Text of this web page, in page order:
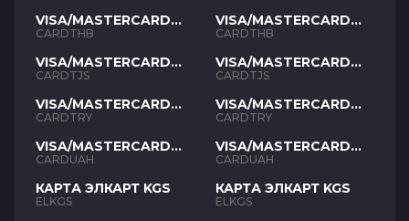
VISA/MASTERCARD
THB
CARDTHB
VISA/MASTERCARD
TJS
CARDTJS
VISA/MASTERCARD
TYR
CARDTRY
VISA/MASTERCARD
UAH
CARDUAH
КАРТА ЭЛКАРТ KGS
ELKGS
VISA/MASTERCARD
THB
CARDTHB
VISA/MASTERCARD
TJS
CARDTJS
VISA/MASTERCARD
TYR
CARDTRY
VISA/MASTERCARD
UAH
CARDUAH
КАРТА ЭЛКАРТ KGS
ELKGS